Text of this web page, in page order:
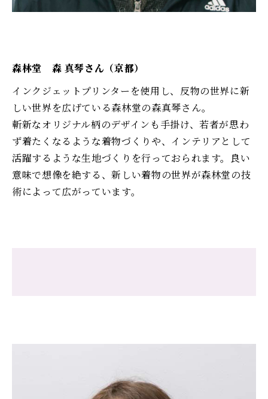
森林堂 森 真琴さん（京都）
インクジェットプリンターを使用し、反物の世界に新
しい世界を広げている森林堂の森真琴さん。
斬新なオリジナル柄のデザインも手掛け、若者が思わ
ず着たくなるような着物づくりや、インテリアとして
活躍するような生地づくりを行っておられます。良い
意味で想像を絶する、新しい着物の世界が森林堂の技
術によって広がっています。